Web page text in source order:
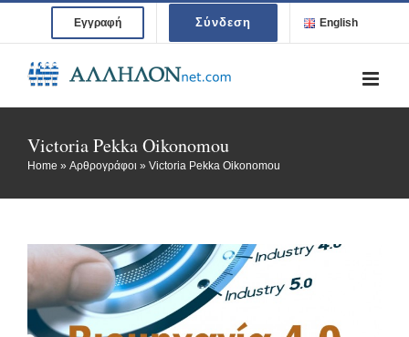
content
Εγγραφή Σύνδεση English
Victoria Pekka Oikonomou
Home » Αρθρογράφοι » Victoria Pekka Oikonomou